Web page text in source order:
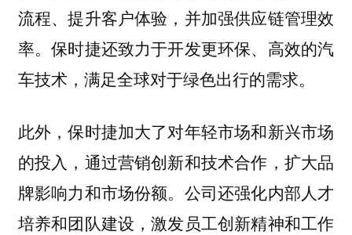
流程、提升客户体验，并加强供应链管理效
率。保时捷还致力于开发更环保、高效的汽
车技术，满足全球对于绿色出行的需求。
此外，保时捷加大了对年轻市场和新兴市场
的投入，通过营销创新和技术合作，扩大品
牌影响力和市场份额。公司还强化内部人才
培养和团队建设，激发员工创新精神和工作